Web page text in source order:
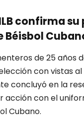
confirma su
Béisbol
de 25 años
con vistas al
concluyó en la
acción con el
Cubano.